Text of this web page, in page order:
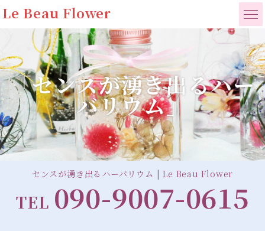
Le Beau Flower
「センスが湧き出るハー
バリウム」
センスが湧き出るハーバリウム | Le Beau Flower
TEL 090-9007-0615